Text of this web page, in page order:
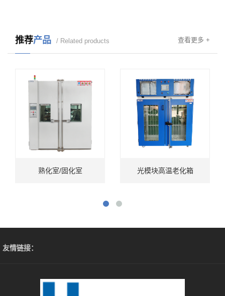
推荐产品 / Related products 查看更多 +
熟化室/固化室 光模块高温老化箱
友情链接：